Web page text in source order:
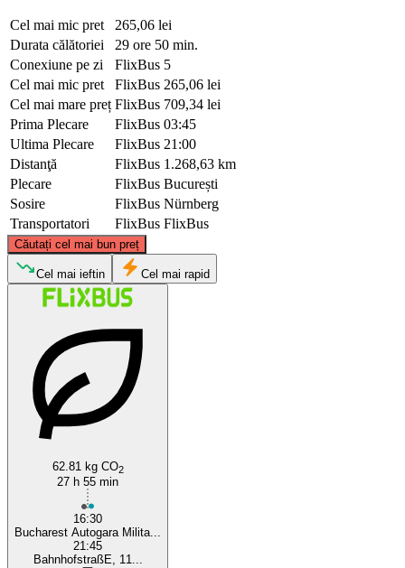
Cel mai mic pret
265,06 lei
Durata călătoriei
29 ore 50 min.
Conexiune pe zi
FlixBus 5
Cel mai mic pret
FlixBus 265,06 lei
Cel mai mare preț FlixBus 709,34 lei
Prima Plecare
FlixBus 03:45
Ultima Plecare
FlixBus 21:00
Distanţă
FlixBus 1.268,63 km
Plecare
FlixBus București
Sosire
FlixBus Nürnberg
Transportatori
FlixBus FlixBus
Căutați cel mai bun preț
Nuremberg
©
Cel mai ieftin Cel mai rapid
62.81 kg CO2
27 h 55 min
16:30
Bucharest Autogara Milita...
21:45
BahnhofstraßE, 11...